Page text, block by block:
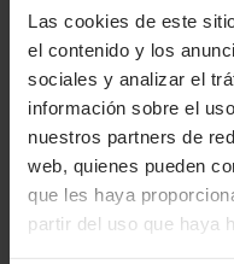
Las cookies de este
el contenido y los
sociales y analizar el
información sobre el
nuestros partners de
web, quienes pueden
que les haya
partir del uso que haya